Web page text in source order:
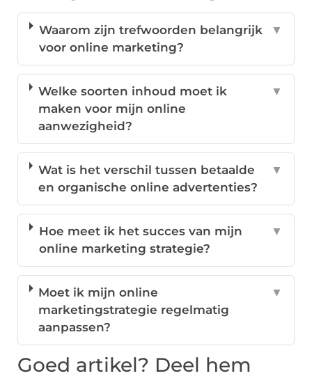
Waarom zijn trefwoorden belangrijk
voor online marketing?
▼
Welke soorten inhoud moet ik
maken voor mijn online
aanwezigheid?
▼
Wat is het verschil tussen betaalde
en organische online advertenties?
▼
Hoe meet ik het succes van mijn
online marketing strategie?
▼
Moet ik mijn online
marketingstrategie regelmatig
aanpassen?
▼
Goed artikel? Deel hem